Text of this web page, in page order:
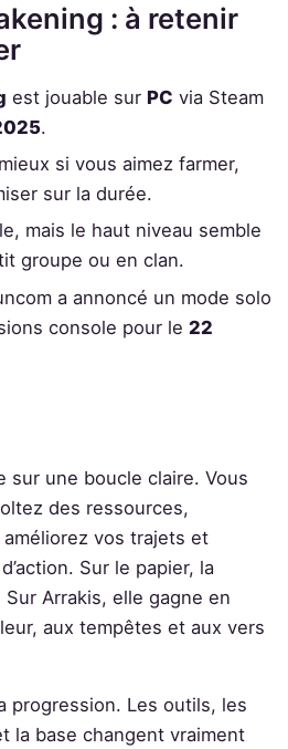
: à retenir
est jouable sur PC via Steam
.
si vous aimez farmer,
sur la durée.
mais le haut niveau semble
groupe ou en clan.
a annoncé un mode solo
console pour le22
une boucle claire. Vous
des ressources,
vos trajets et
Sur le papier, la
Arrakis, elle gagne en
aux tempêtes et aux vers
progression. Les outils, les
la base changent vraiment